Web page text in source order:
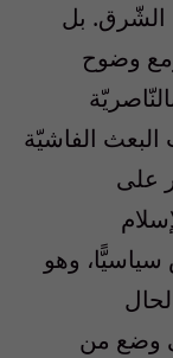
الشّرق. بل
وضوح
البعث الفاشيّة
على
وهو
وضع من